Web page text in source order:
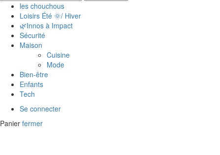
les chouchous
Loisirs Été 🌞/ Hiver
🌿Innos à Impact
Sécurité
Maison
Cuisine
Mode
Bien-être
Enfants
Tech
Se connecter
Panier fermer